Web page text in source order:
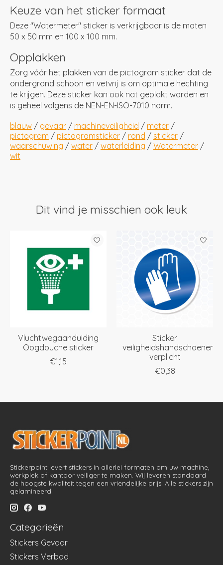
Keuze van het sticker formaat
Deze "Watermeter" sticker is verkrijgbaar is de maten
50 x 50 mm en 100 x 100 mm.
Opplakken
Zorg vóór het plakken van de pictogram sticker dat de
ondergrond schoon en vetvrij is om optimale hechting
te krijgen. Deze sticker kan ook nat geplakt worden en
is geheel volgens de NEN-EN-ISO-7010 norm.
blauw / gevaar / machineveiligheid / meter /
pictogram / pictogramsticker / rond / sticker /
waarschuwing / water / waterleiding / Watermeter /
wit
Dit vind je misschien ook leuk
Items van productcarrousel
Vluchtwegaanduiding
Oogdouche sticker
€1,15
Sticker
veiligheidshandschoenen
verplicht
€0,38
Stickerpoint levert stickers in allerlei formaten om uw machine,
werkplek of kantoor veiliger te maken. Wij leveren standaard
de hoogste kwaliteit tegen een vriendelijke prijs. Alle stickers zijn
gelamineerd.
Categorieën
Stickers Gevaar
Stickers Verbod